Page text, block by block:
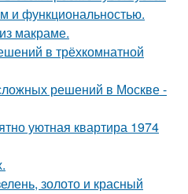
и функциональностью.
макраме.
в трёхкомнатной
решений в Москве -
уютная квартира 1974
золото и красный